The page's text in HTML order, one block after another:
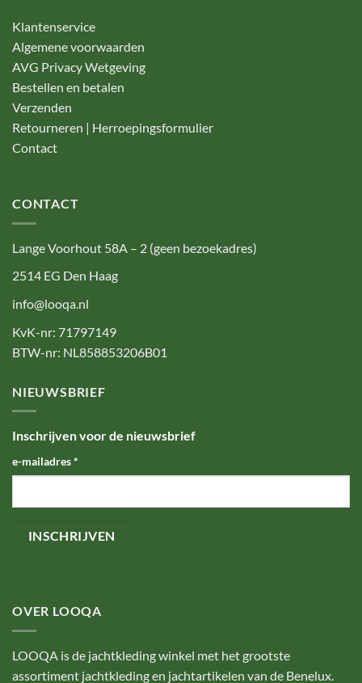
Klantenservice
Algemene voorwaarden
AVG Privacy Wetgeving
Bestellen en betalen
Verzenden
Retourneren | Herroepingsformulier
Contact
CONTACT
Lange Voorhout 58A – 2 (geen bezoekadres)
2514 EG Den Haag
info@looqa.nl
KvK-nr: 71797149
BTW-nr: NL858853206B01
NIEUWSBRIEF
Inschrijven voor de nieuwsbrief
e-mailadres*
OVER LOOQA
LOOQA is de jachtkleding winkel met het grootste
assortiment jachtkleding en jachtartikelen van de Benelux.